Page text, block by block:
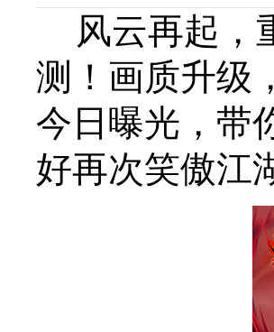
风云再起，
测！画质升级
今日曝光，带
好再次笑傲江